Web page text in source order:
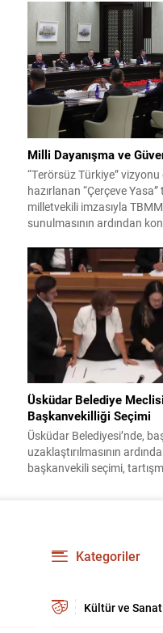
sanıkların tutukluluk
değerlendirdi. İnceleme
Ekrem İmamoğlu’nun da
hakkında tutukluluk
karar verildi. İddialar ve
Soruşturma kapsamında
Milli Dayanışma ve
“Terörsüz Türkiye”
hazırlanan “Çerçeve
milletvekili imzasıyla TBMM
sunulmasının ardından
Toplantı sonrası
bildiri, ülke güvenliği ve
değerlendirmeleri
15 dakika süren oturumun
terörle mücadele, bölgesel
Üsküdar Belediye
Başkanvekilliği Seçimi
Üsküdar Belediyesi’nde,
uzaklaştırılmasının
başkanvekili seçimi,
kamuoyunda tepkilere yol
yaşanan gelişmeler, parti
Kategoriler
Kültür ve Sanat